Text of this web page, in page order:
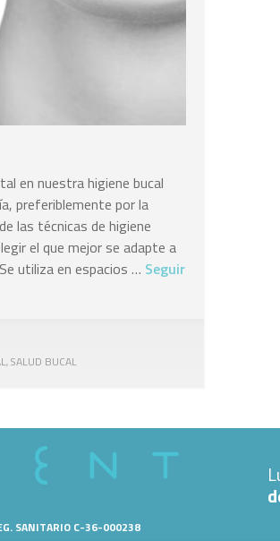
en nuestra higiene bucal
preferiblemente por la
las técnicas de higiene
el que mejor se adapte a
utiliza en espacios … Seguir
,SALUD BUCAL
SANITARIO C-36-000238